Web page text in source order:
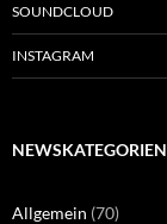
SOUNDCLOUD
INSTAGRAM
Allgemein (70)